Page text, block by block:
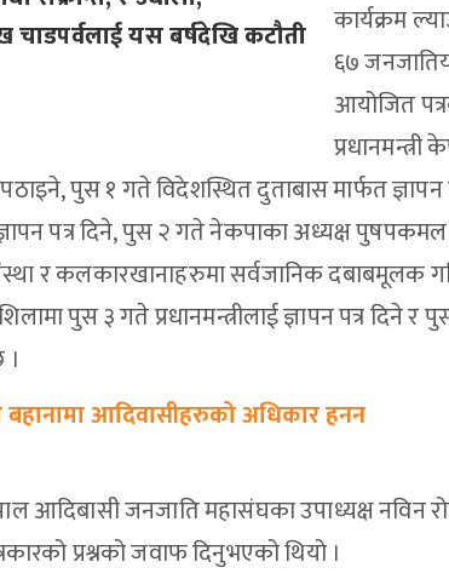
चाडपर्वलाई यस बर्षदेखि कटौती
कार्यक्रम
६७
आयोजित
पुस १ गते विदेशस्थित दुताबास मार्फत ज्ञापन
पत्र दिने, पुस २ गते नेकपाका अध्यक्ष पुषपकमल
र कलकारखानाहरुमा सर्वजानिक दबाबमूलक
पुस ३ गते प्रधानमन्त्रीलाई ज्ञापन पत्र दिने
बहानामा आदिवासीहरुको अधिकार हनन
आदिबासी जनजाति महासंघका उपाध्यक्ष नविन
प्रश्नको जवाफ दिनुभएको थियो ।